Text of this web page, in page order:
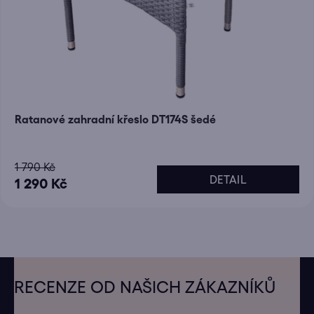
Ratanové zahradní křeslo DT174S šedé
1 290 Kč
1 790 Kč
DETAIL
RECENZE OD NAŠICH ZÁKAZNÍKŮ